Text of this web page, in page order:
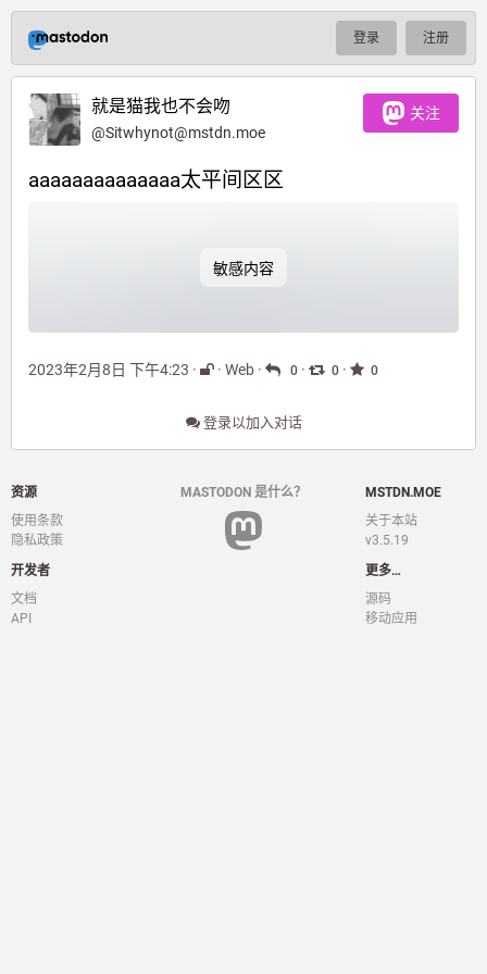
登录 注册
就是猫我也不会吻
@Sitwhynot@mstdn.moe
关注
aaaaaaaaaaaaaa太平间区区
敏感内容
2023年2月8日 下午4:23 · · Web · 0 · 0 · 0
登录以加入对话
资源
使用条款
隐私政策
开发者
文档
API
MASTODON 是什么？
MSTDN.MOE
关于本站
v3.5.19
更多…
源码
移动应用